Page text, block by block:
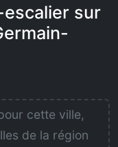
sur
cette ville,
de la région